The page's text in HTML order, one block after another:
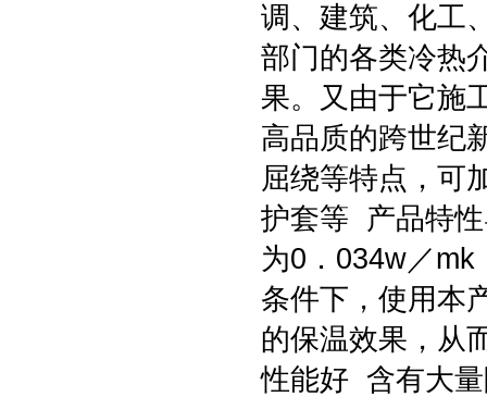
调、建筑、化工
部门的各类冷热
果。又由于它施
高品质的跨世纪
屈绕等特点，可
护套等 产品特
为0．034w／
条件下，使用本
的保温效果，从
性能好 含有大